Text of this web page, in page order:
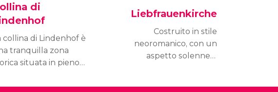
di
collina di Lindenhof è
tranquilla zona
situata in pieno
senza
Liebfrauenkirche
Costruito in stile
neoromanico, con un
aspetto solenne e